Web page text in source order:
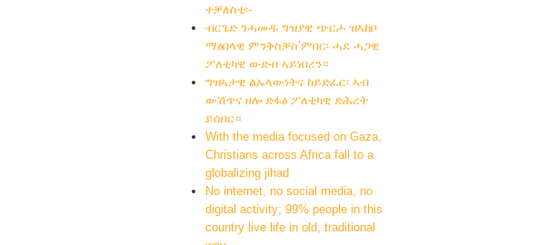
ተቓለስቲ፡-
ብርጌድ ንሓመዱ ግዝያዊ ጭርሖ ዝኣከቦ
ማዕበላዊ ምንቅስቓስ’ምበር፡ ሓደ ሓጋዊ
ፖለቲካዊ ውድብ ኣይነበረን።
ግዝኣታዊ ልኡላውነትና ከይድፈር፡ ኣብ
ውሽጥና ዘሎ ድፋዕ ፖለቲካዊ ድሕረት
ይሰበር።
With the media focused on Gaza,
Christians across Africa fall to a
globalizing jihad
No internet, no social media, no
digital activity; 99% people in this
country live life in old, traditional